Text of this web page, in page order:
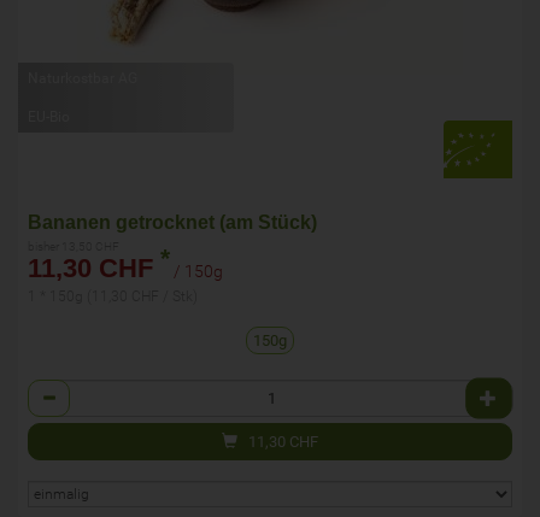
Bananen getrocknet (am Stück)
11,30 CHF * / 150g
150g
Anzahl
11,30 CHF